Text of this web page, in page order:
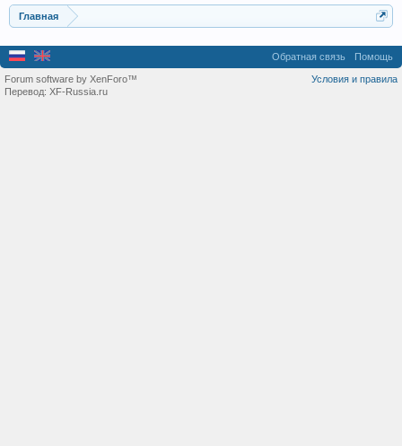
Главная
Обратная связь Помощь
Условия и правила
Forum software by XenForo™
Перевод: XF-Russia.ru